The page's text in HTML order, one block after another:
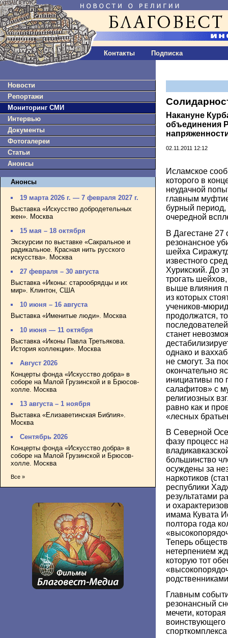
Контакты Подписка
Новости
Репортажи
Мониторинг СМИ
Интервью
Документы
Фотогалереи
Статьи
Анонсы
Анонсы
19 марта 2026 г. — 7 февраля 2027 г.
Выставка «Искусство добродетельных
жен». Москва
15 мая – 18 октября
Экскурсии по выставке «Сакральное и
радикальное. Красная нить русского
искусства». Москва
27 февраля – 30 августа
Выставка «Иконы: старообрядцы и их
мир». Клинтон, США
10 июня – 16 августа
Выставка «Именитые люди». Москва
10 июня — 11 октября
Выставка «Иконы Павла Третьякова.
История коллекции». Москва
Август 2026
Концерты фонда «Искусство добра» в
соборе на Малой Грузинской и в Брюсов-
холле. Москва
13 августа – 1 ноября
Выставка «Елизаветинская Библия».
Москва
Сентябрь 2026
Концерты фонда «Искусство добра» в
соборе на Малой Грузинской и Брюсов-
холле. Москва
Все »
Накануне
объединения
02.11.2011 12:12
Исламское
которого в
неудачной
главным
бурный период,
очередной
В Дагестане
резонансное
шейха
известного
Хурикский. До
трогать
выше влияния
из которых
учеников-
продолжатся,
станет
однако и
не смогут. За
окончательно
инициативы по
салафитов» с
религиозных
равно как и
«лесных
В Северной
фазу процесс
большинство
осуждены за
наркотиков
республики
результатами
и
имама Кувата
полтора года
Теперь
нетерпением
которую тот
Главным
резонансный
мечети,
воинствующего